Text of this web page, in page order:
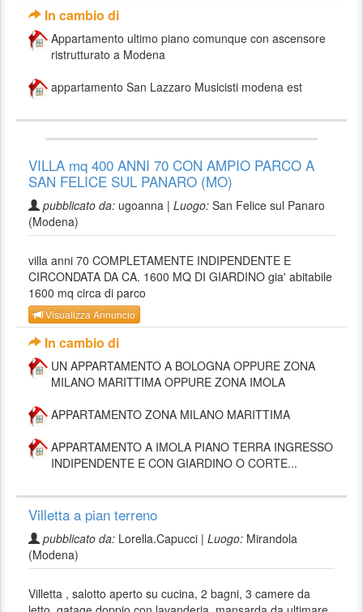
In cambio di
Appartamento ultimo piano comunque con ascensore
ristrutturato a Modena
appartamento San Lazzaro Musicisti modena est
VILLA mq 400 ANNI 70 CON AMPIO PARCO A
SAN FELICE SUL PANARO (MO)
pubblicato da: ugoanna | Luogo: San Felice sul Panaro
(Modena)
villa anni 70 COMPLETAMENTE INDIPENDENTE E
CIRCONDATA DA CA. 1600 MQ DI GIARDINO gia' abitabile
1600 mq circa di parco
Visualizza Annuncio
In cambio di
UN APPARTAMENTO A BOLOGNA OPPURE ZONA
MILANO MARITTIMA OPPURE ZONA IMOLA
APPARTAMENTO ZONA MILANO MARITTIMA
APPARTAMENTO A IMOLA PIANO TERRA INGRESSO
INDIPENDENTE E CON GIARDINO O CORTE...
Villetta a pian terreno
pubblicato da: Lorella.Capucci | Luogo: Mirandola
(Modena)
Villetta , salotto aperto su cucina, 2 bagni, 3 camere da